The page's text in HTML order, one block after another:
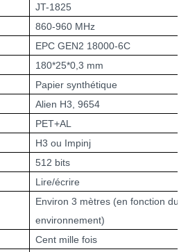
JT-1825
860-960 MHz
EPC GEN2 18000-6C
180*25*0,3 mm
Papier synthétique
Alien H3, 9654
PET+AL
H3 ou Impinj
512 bits
Lire/écrire
Environ 3 mètres (en fonction du
environnement)
Cent mille fois